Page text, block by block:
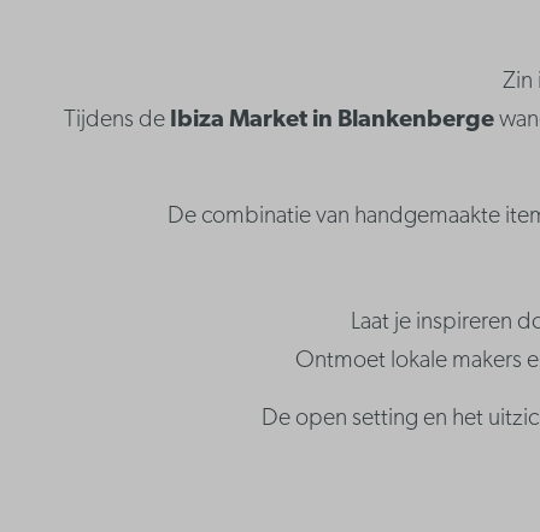
Zin
Tijdens de Ibiza Market in Blankenberge
De combinatie van handgemaakte
Laat je inspireren
Ontmoet lokale makers
De open setting en het